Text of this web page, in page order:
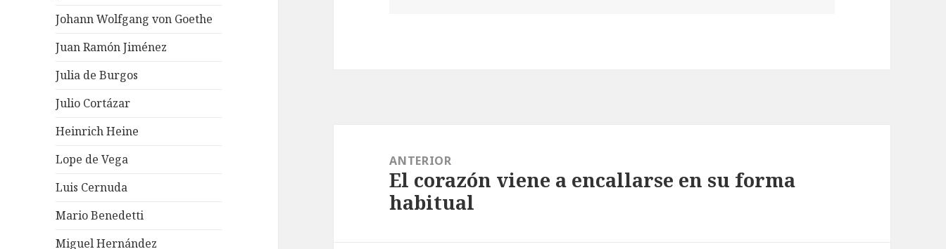
Johann Wolfgang von Goethe
Juan Ramón Jiménez
Julia de Burgos
Julio Cortázar
Heinrich Heine
Lope de Vega
Luis Cernuda
Mario Benedetti
Miguel Hernández
entradas
ANTERIOR
Entrada
anterior:
El corazón viene a encallarse en su forma
habitual